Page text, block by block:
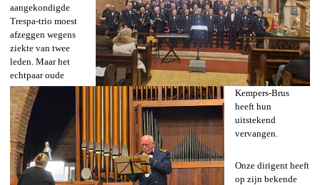
aangekondigde
Trespa-trio moest
afzeggen wegens
ziekte van twee
leden. Maar het
echtpaar oude
Kempers-Brus
heeft hun
uitstekend
vervangen.
Onze dirigent heeft
op zijn bekende